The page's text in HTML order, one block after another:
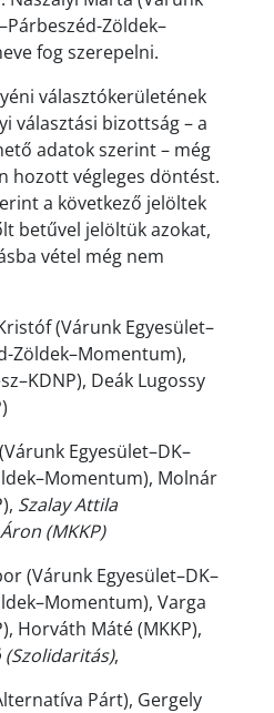
Zöldek–
fog szerepelni.
választókerületének
választási bizottság – a
adatok szerint – még
hozott végleges döntést.
a következő jelöltek
betűvel jelöltük azokat,
vétel még nem
(Várunk Egyesület–
Zöldek–Momentum),
Deák Lugossy
Egyesület–DK–
Molnár
Szalay Attila
(MKKP)
(Várunk Egyesület–DK–
Varga
Horváth Máté (MKKP),
(Szolidaritás),
Párt), Gergely